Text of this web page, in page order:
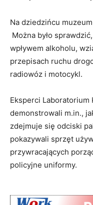
Na dziedzińcu
Można było
wpływem alkoholu,
przepisach ruchu
radiowóz i motocykl.
Eksperci
demonstrowali m.in.,
zdejmuje się odciski
pokazywali sprzęt
przywracających
policyjne uniformy.